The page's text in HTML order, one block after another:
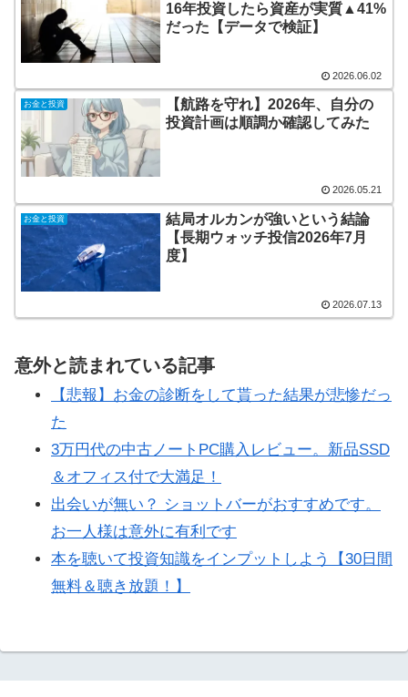
16年投資したら資産が実質▲41%
だった【データで検証】
2026.06.02
お金と投資
【航路を守れ】2026年、自分の
投資計画は順調か確認してみた
2026.05.21
お金と投資
結局オルカンが強いという結論
【長期ウォッチ投信2026年7月
度】
2026.07.13
意外と読まれている記事
【悲報】お金の診断をして貰った結果が悲惨だっ
た
3万円代の中古ノートPC購入レビュー。新品SSD
＆オフィス付で大満足！
出会いが無い？ ショットバーがおすすめです。
お一人様は意外に有利です
本を聴いて投資知識をインプットしよう【30日間
無料＆聴き放題！】